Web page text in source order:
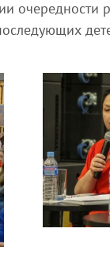
очередности